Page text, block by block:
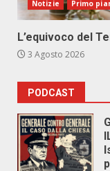
Notizie Primo
L’equivoco del
3 Agosto 2026
PODCAST